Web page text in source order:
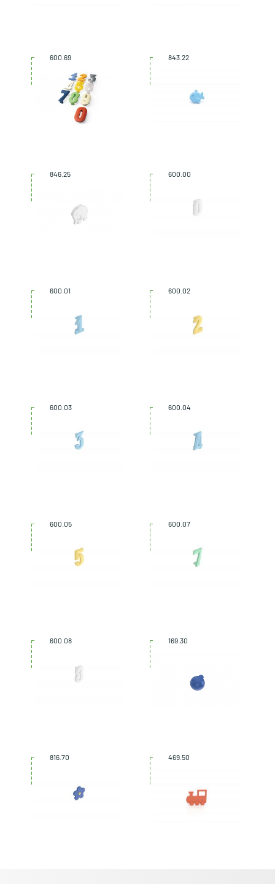
600.69 843.22
846.25 600.00
600.01 600.02
600.03 600.04
600.05 600.07
600.08 169.30
816.70 469.50